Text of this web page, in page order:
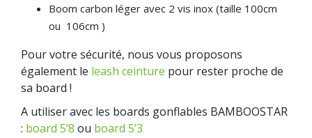
Boom carbon léger avec 2 vis inox (taille 100cm
ou 106cm )
Pour votre sécurité, nous vous proposons
également le leash ceinture pour rester proche de
sa board !
A utiliser avec les boards gonflables BAMBOOSTAR
: board 5’8 ou board 5’3